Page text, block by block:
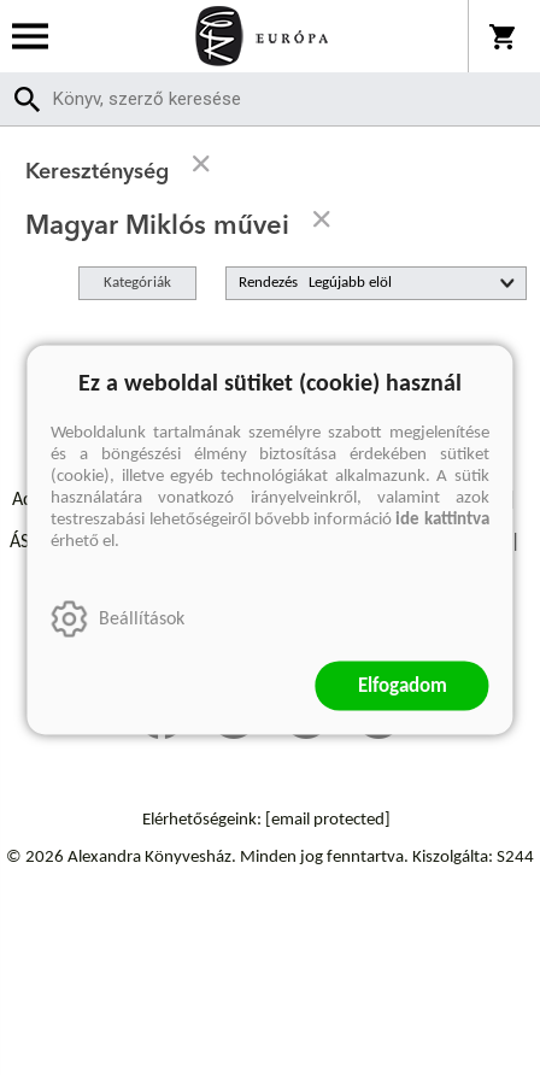
Kereszténység
Magyar Miklós művei
Kategóriák Rendezés
A keresett kifejezésre nincs találat
Adatvédelmi szabályzatok Elállási felmondási nyilatkozat
ÁSZF - Vásárlási feltételek
Szállítási információk
Elérhetőségeink: [email protected]
© 2026 Alexandra Könyvesház. Minden jog fenntartva. Kiszolgálta: S244
Ez a weboldal sütiket (cookie) használ
Weboldalunk tartalmának személyre szabott megjelenítése
és a böngészési élmény biztosítása érdekében sütiket
(cookie), illetve egyéb technológiákat alkalmazunk. A sütik
használatára vonatkozó irányelveinkről, valamint azok
testreszabási lehetőségeiről bővebb információide kattintva
érhető el.
Beállítások
Elfogadom